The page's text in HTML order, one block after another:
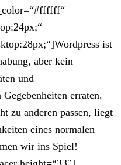
ist
aber kein
und
erraten.
zu anderen passen, liegt
eines normalen
wir ins Spiel!